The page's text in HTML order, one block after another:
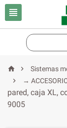

  Sistemas

→
pared, caja XL,
9005